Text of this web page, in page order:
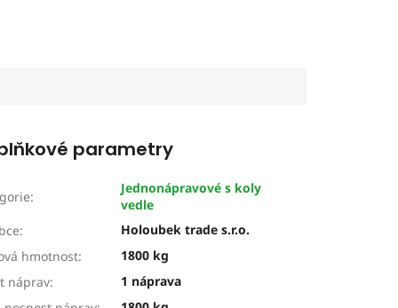
parametry
:
Jednonápravové s koly
vedle
:
Holoubek trade s.r.o.
hmotnost:
1800 kg
náprav:
1 náprava